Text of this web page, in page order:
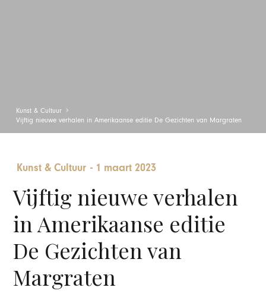
Kunst & Cultuur
Vijftig nieuwe verhalen in Amerikaanse editie De Gezichten van Margraten
Kunst & Cultuur - 1 maart 2023
Vijftig nieuwe verhalen
in Amerikaanse editie
De Gezichten van
Margraten